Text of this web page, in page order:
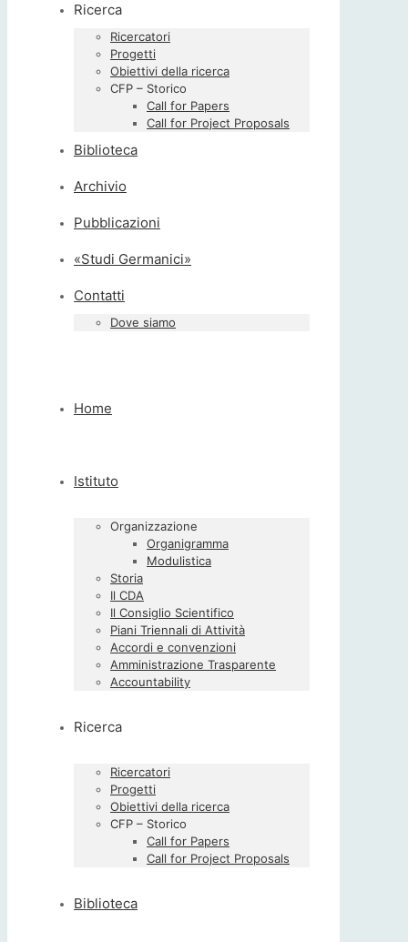
Ricerca
Ricercatori
Progetti
Obiettivi della ricerca
CFP – Storico
Call for Papers
Call for Project Proposals
Biblioteca
Archivio
Pubblicazioni
«Studi Germanici»
Contatti
Dove siamo
Home
Istituto
Organizzazione
Organigramma
Modulistica
Storia
Il CDA
Il Consiglio Scientifico
Piani Triennali di Attività
Accordi e convenzioni
Amministrazione Trasparente
Accountability
Ricerca
Ricercatori
Progetti
Obiettivi della ricerca
CFP – Storico
Call for Papers
Call for Project Proposals
Biblioteca